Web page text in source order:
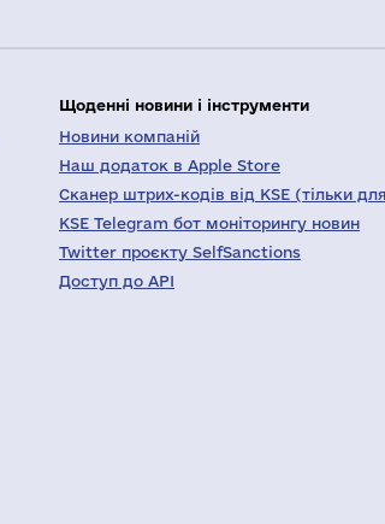
Щоденні новини і інструменти
Новини компаній
Наш додаток в Apple Store
Сканер штрих-кодів від KSE (тільки
KSE Telegram бот моніторингу новин
Twitter проєкту SelfSanctions
Доступ до API